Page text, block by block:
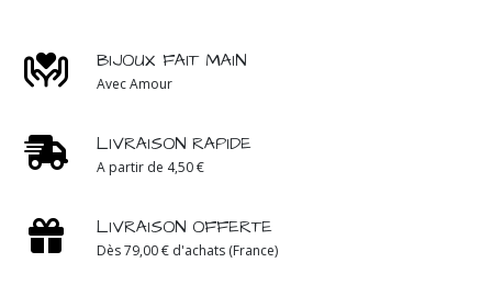
BIJOUX FAIT MAIN
Avec Amour
LIVRAISON RAPIDE
A partir de 4,50 €
LIVRAISON OFFERTE
Dès 79,00 € d'achats (France)